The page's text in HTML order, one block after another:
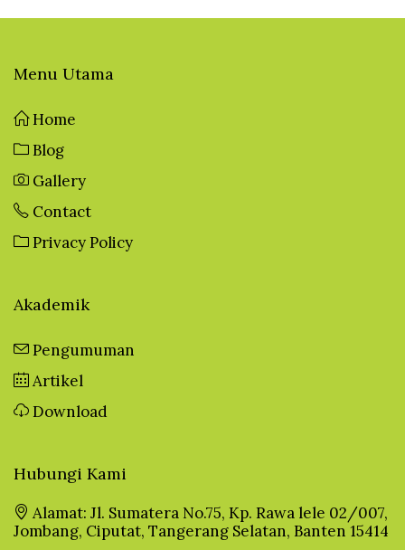
Menu Utama
Home
Blog
Gallery
Contact
Privacy Policy
Akademik
Pengumuman
Artikel
Download
Hubungi Kami
Alamat: Jl. Sumatera No.75, Kp. Rawa lele 02/007,
Jombang, Ciputat, Tangerang Selatan, Banten 15414